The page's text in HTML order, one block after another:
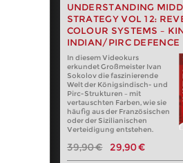
UNDERSTANDING
STRATEGY VOL 12:
COLOUR SYSTEMS –
INDIAN/PIRC DEFENCE
In diesem Videokurs
erkundet Großmeister Ivan
Sokolov die faszinierende
Welt der Königsindisch- und
Pirc-Strukturen – mit
vertauschten Farben, wie sie
häufig aus der Französischen
oder der Sizilianischen
Verteidigung entstehen.
39,90 € 29,90 €